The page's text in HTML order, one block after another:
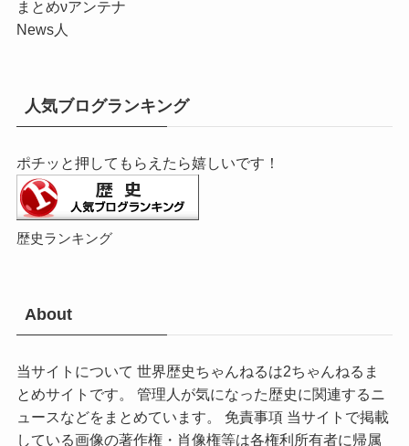
まとめνアンテナ
News人
人気ブログランキング
ポチッと押してもらえたら嬉しいです！
歴史ランキング
About
当サイトについて 世界歴史ちゃんねるは2ちゃんねるま
とめサイトです。 管理人が気になった歴史に関連するニ
ュースなどをまとめています。 免責事項 当サイトで掲載
している画像の著作権・肖像権等は各権利所有者に帰属